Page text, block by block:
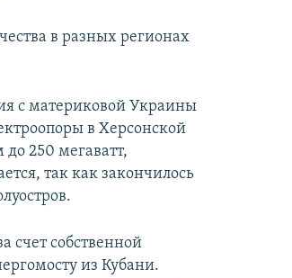
в разных регионах
с материковой Украины
в Херсонской
250 мегаватт,
так как закончилось
счет собственной
из Кубани.